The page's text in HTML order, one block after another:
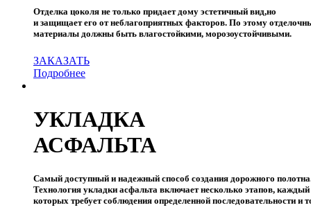
Отделка цоколя не только придает дому эстетичный вид,но
и защищает его от неблагоприятных факторов. По этому
материалы должны быть влагостойкими, морозоустойчивыми.
ЗАКАЗАТЬ
Подробнее
УКЛАДКА
АСФАЛЬТА
Самый доступный и надежный способ создания дорожного
Технология укладки асфальта включает несколько этапов, каждый
которых требует соблюдения определенной последовательности и